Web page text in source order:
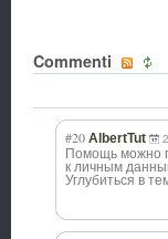
Commenti
#20 AlbertTut
Помощь можно
к личным
Углубиться в